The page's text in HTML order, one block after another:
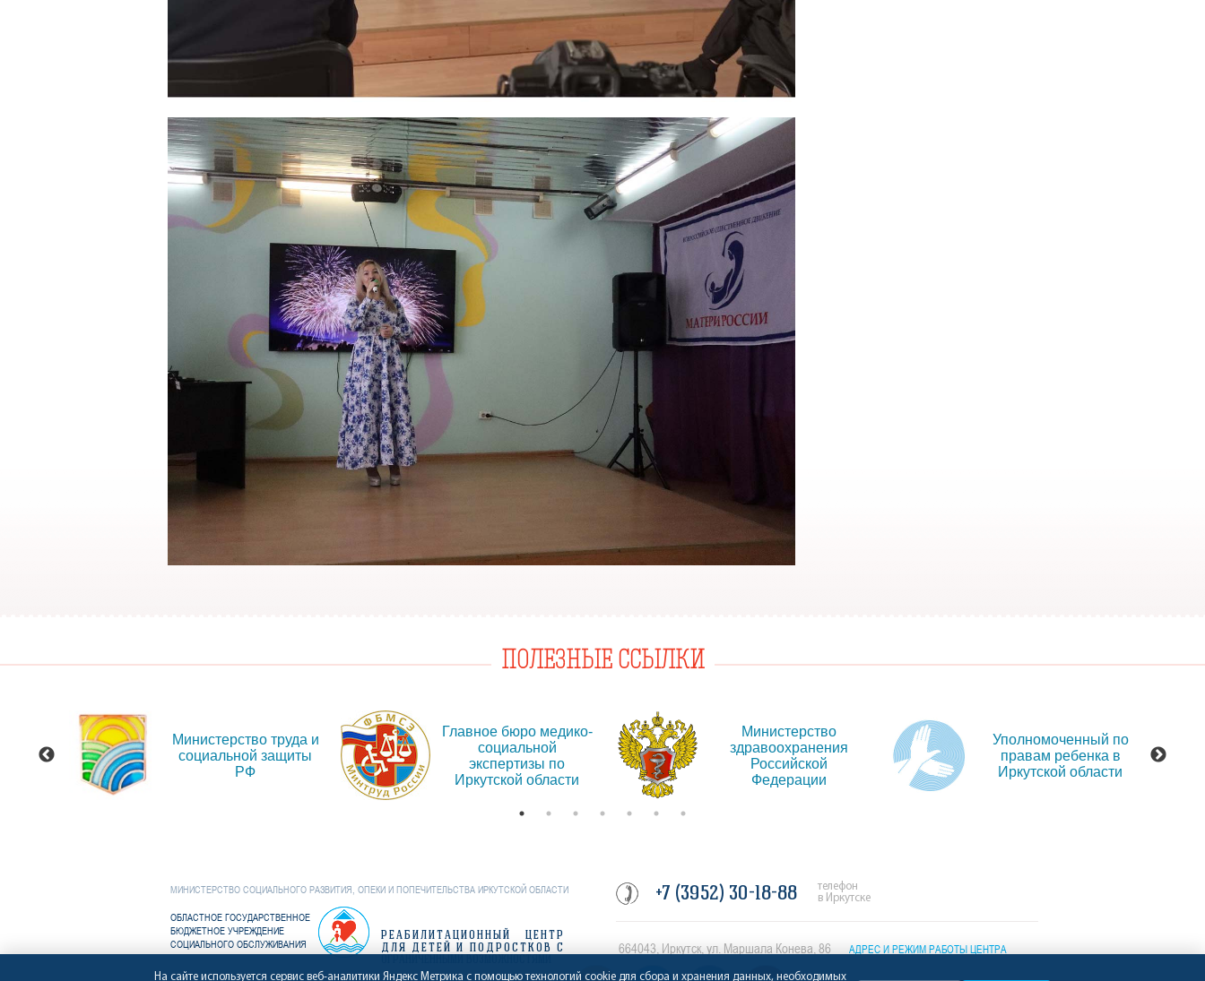
ПОЛЕЗНЫЕ ССЫЛКИ
Министерство труда и
социальной защиты
РФ
Главное бюро медико-
социальной
экспертизы по
Иркутской области
Министерство
здравоохранения
Российской
Федерации
Уполномоченный по
правам ребенка в
Иркутской области
МИНИСТЕРСТВО СОЦИАЛЬНОГО РАЗВИТИЯ, ОПЕКИ И ПОПЕЧИТЕЛЬСТВА ИРКУТСКОЙ ОБЛАСТИ
ОБЛАСТНОЕ ГОСУДАРСТВЕННОЕ
БЮДЖЕТНОЕ УЧРЕЖДЕНИЕ
СОЦИАЛЬНОГО ОБСЛУЖИВАНИЯ
РЕАБИЛИТАЦИОННЫЙ ЦЕНТР
ДЛЯ ДЕТЕЙ И ПОДРОСТКОВ С
+7 (3952) 30-18-88
телефон
в Иркутске
664043, Иркутск, ул. Маршала Конева, 86 АДРЕС И РЕЖИМ РАБОТЫ ЦЕНТРА
На сайте используется сервис веб-аналитики Яндекс Метрика с помощью технологий cookie для сбора и хранения данных, необходимых